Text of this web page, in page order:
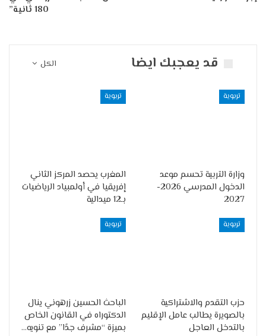
180 ثانية”
الكل قد يعجبك ايضا
تربوية
وزارة التربية تحسم موعد
الدخول المدرسي 2026-
2027
تربوية
المغرب يحصد المركز الثاني
إفريقيا في أولمبياد الرياضيات
بـ12 ميدالية
تربوية
حزب التقدم والاشتراكية
بالصويرة يطالب عامل الإقليم
بالتدخل العاجل
تربوية
الباحث الحسين زرهوني ينال
الدكتوراه في القانون الخاص
بميزة “مشرف جدًا” مع تنويه…